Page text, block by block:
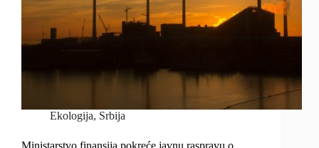
Ekologija, Srbija